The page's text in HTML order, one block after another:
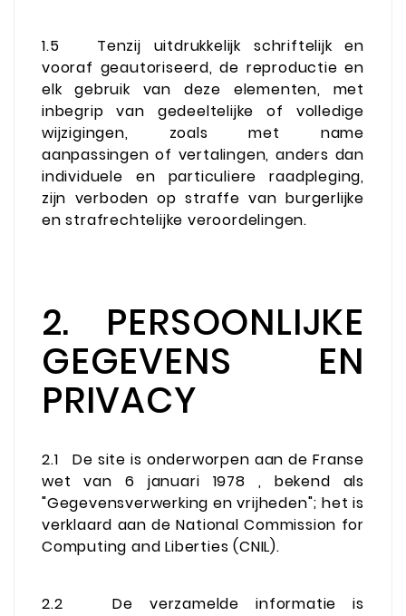
1.5
Tenzij uitdrukkelijk schriftelijk en
vooraf geautoriseerd, de reproductie en
elk gebruik van deze elementen, met
inbegrip van gedeeltelijke of volledige
wijzigingen, zoals met name
aanpassingen of vertalingen, anders dan
individuele en particuliere raadpleging,
zijn verboden op straffe van burgerlijke
en strafrechtelijke veroordelingen.
2. PERSOONLIJKE
GEGEVENS EN
PRIVACY
2.1
De site is onderworpen aan de Franse
wet van 6 januari 1978 , bekend als
"Gegevensverwerking en vrijheden"; het is
verklaard aan de National Commission for
Computing and Liberties (CNIL).
2.2
De verzamelde informatie is